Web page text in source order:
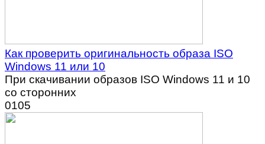
Как проверить оригинальность образа ISO
Windows 11 или 10
При скачивании образов ISO Windows 11 и 10
со сторонних
0105